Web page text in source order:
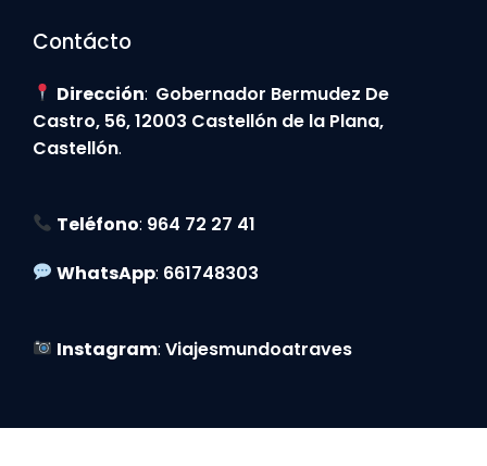
Contácto
Dirección: Gobernador Bermudez De
Castro, 56, 12003 Castellón de la Plana,
Castellón.
Teléfono: 964 72 27 41
WhatsApp: 661748303
Instagram:Viajesmundoatraves